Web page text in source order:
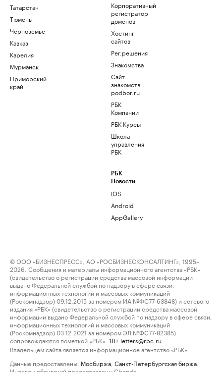
Татарстан
Тюмень
Черноземье
Кавказ
Карелия
Мурманск
Приморский
край
Корпоративный
регистратор
доменов
Хостинг
сайтов
Рег.решения
Знакомства
Сайт
знакомств
podbor.ru
РБК
Компании
РБК Курсы
Школа
управления
РБК
РБК
Новости
iOS
Android
AppGallery
© ООО «БИЗНЕСПРЕСС», АО «РОСБИЗНЕСКОНСАЛТИНГ», 1995–
2026. Сообщения и материалы информационного агентства «РБК»
(свидетельство о регистрации средства массовой информации
выдано Федеральной службой по надзору в сфере связи,
информационных технологий и массовых коммуникаций
(Роскомнадзор) 09.12.2015 за номером ИА №ФС77-63848) и сетевого
издания «РБК» (свидетельство о регистрации средства массовой
информации выдано Федеральной службой по надзору в сфере связи,
информационных технологий и массовых коммуникаций
(Роскомнадзор) 03.12.2021 за номером ЭЛ №ФС77-82385)
сопровождаются пометкой «РБК».
18+ letters@rbc.ru
Владельцем сайта является информационное агентство «РБК».
Данные предоставлены: Мосбиржа Санкт-Петербургская биржа